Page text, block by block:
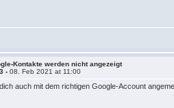
Kontakte werden nicht angezeigt
-08. Feb 2021 at 11:00
auch mit dem richtigen Google-Account